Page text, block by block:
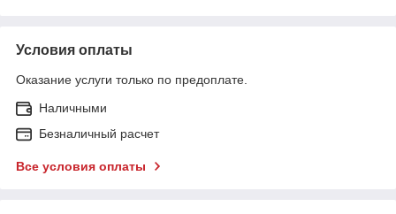
Условия оплаты
Оказание услуги только по предоплате.
Наличными
Безналичный расчет
Все условия оплаты